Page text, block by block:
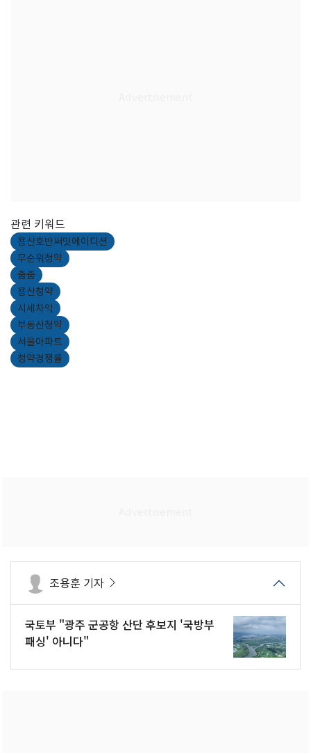
관련 키워드
용산호반써밋에이디션
무순위청약
줍줍
용산청약
시세차익
부동산청약
서울아파트
청약경쟁률
조용훈 기자
국토부 "광주 군공항 산단 후보지 '국방부
패싱' 아니다"